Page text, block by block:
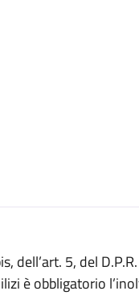
dell’art. 5, del
è obbligatorio